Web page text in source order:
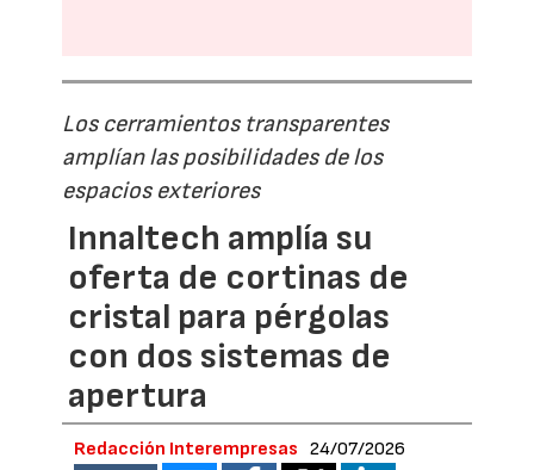
Los cerramientos transparentes
amplían las posibilidades de los
espacios exteriores
Innaltech amplía su
oferta de cortinas de
cristal para pérgolas
con dos sistemas de
apertura
Redacción Interempresas 24/07/2026